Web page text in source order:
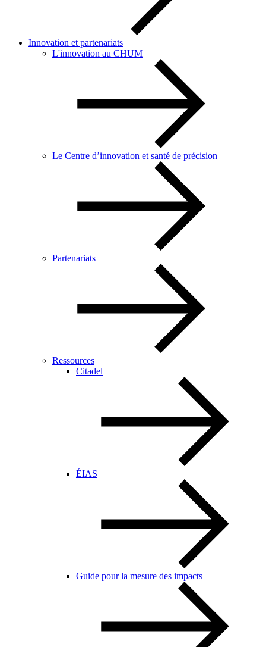
Innovation et partenariats
L'innovation au CHUM
Le Centre d’innovation et santé de précision
Partenariats
Ressources
Citadel
ÉIAS
Guide pour la mesure des impacts